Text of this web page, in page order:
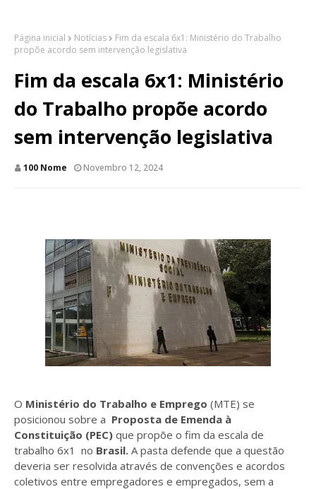
Página inicial Notícias
Fim da escala 6x1: Ministério do Trabalho
propõe acordo sem intervenção legislativa
Fim da escala 6x1: Ministério
do Trabalho propõe acordo
sem intervenção legislativa
100 Nome Novembro 12, 2024
O Ministério do Trabalho e Emprego (MTE) se
posicionou sobre a Proposta de Emenda à
Constituição (PEC) que propõe o fim da escala de
trabalho 6x1 no Brasil. A pasta defende que a questão
deveria ser resolvida através de convenções e acordos
coletivos entre empregadores e empregados, sem a